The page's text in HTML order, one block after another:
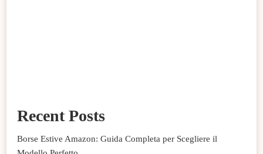
Recent Posts
Borse Estive Amazon: Guida Completa per Scegliere il